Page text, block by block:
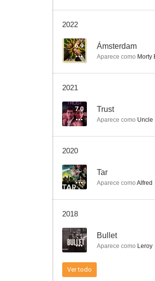
2022
6.9 Ámsterdam
Aparece como Morty
2021
7.0 Trust
Aparece como Uncle
2020
-- Tar
Aparece como Alfred
2018
-- Bullet
Aparece como Leroy
Ver todo